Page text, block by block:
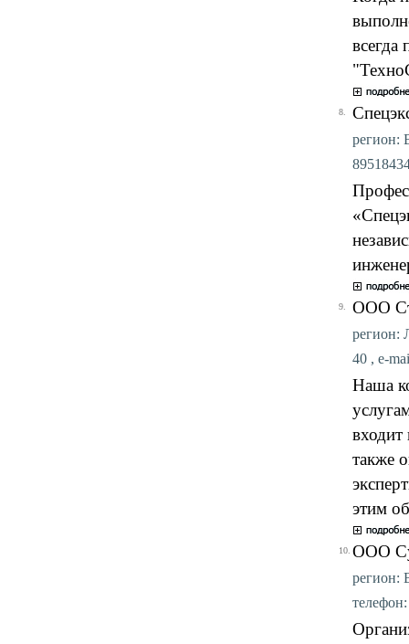
8.
регион:
9. ООО
регион:
40 , e-
Наша
входит
также
этим
10. ООО
регион: